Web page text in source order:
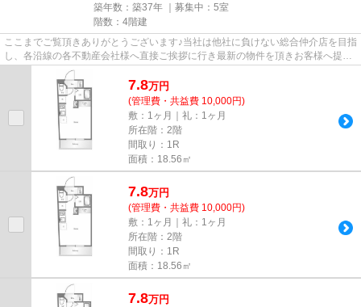
築年数：築37年 ｜募集中： 5室
階数：4階建
ここまでご覧頂きありがとうございます♪当社は他社に負けない総合仲介店を目指
し、各沿線の各不動産会社様へ直接ご挨拶に行き最新の物件を頂きお客様へ提供
しております！最新の情報は...
7.8万円
(管理費・共益費 10,000円)
敷：1ヶ月｜礼：1ヶ月
所在階：2階
間取り：1R
面積：18.56㎡
7.8万円
(管理費・共益費 10,000円)
敷：1ヶ月｜礼：1ヶ月
所在階：2階
間取り：1R
面積：18.56㎡
7.8万円